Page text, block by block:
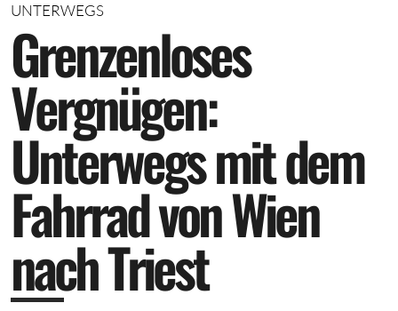
UNTERWEGS
Grenzenloses
Vergnügen:
Unterwegsmitdem
FahrradvonWien
nachTriest